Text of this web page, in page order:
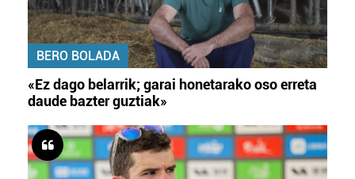
BERO BOLADA
«Ez dago belarrik; garai honetarako oso erreta
daude bazter guztiak»